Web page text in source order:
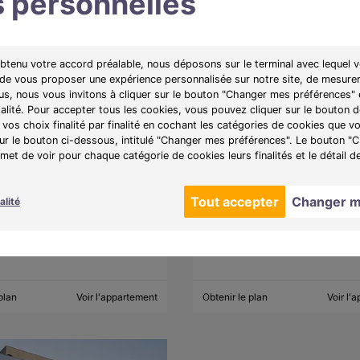
votre accord préalable, nous déposons sur le terminal avec lequel
vous proposer une expérience personnalisée sur notre site, de mesurer
nous vous invitons à cliquer sur le bouton "Changer mes
Pour accepter tous les cookies, vous pouvez cliquer sur le bouton
choix finalité par finalité en cochant les catégories de cookies que
le bouton ci-dessous, intitulé "Changer mes préférences". Le bouton
de voir pour chaque catégorie de cookies leurs finalités et le détail
Tout accepter Changer
4 pièces de
(38300)
245 000 €
A partir de
1266€/mois
des appartements
Voir l'appartement
LIBRE
Appartement 4 pièces de
84,53m²
Bourgoin-Jallieu (38300)
Programme :Cimea
Découvrez Ciméa, des
neufs du 2 au 4 pièces avec
Obtenir le plan Voir